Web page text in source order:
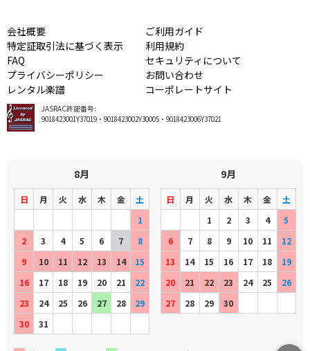
会社概要
ご利用ガイド
特定証取引法に基づく表示
利用規約
FAQ
セキュリティについて
プライバシーポリシー
お問い合わせ
レンタル楽譜
コーポレートサイト
JASRAC許諾番号:
9018423001Y37019・9018423002Y30005・9018423006Y37021
8月
日 月 火 水 木 金
土
1
2
3 4 5 6 7
8
9
10 11 12 13 14
15
16
17 18 19 20 21
22
23
24 25 26 27 28
29
30
31
9月
日 月 火 水 木 金
土
1
2 3 4
5
6
7 8 9 10 11
12
13
14 15 16 17 18
19
20
21 22 23 24 25
26
27
28 29 30